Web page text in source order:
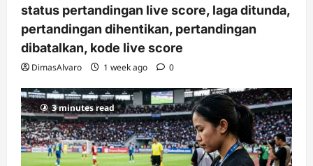
status pertandingan live score, laga ditunda,
pertandingan dihentikan, pertandingan
dibatalkan, kode live score
DimasAlvaro 1 week ago 0
3 minutes read